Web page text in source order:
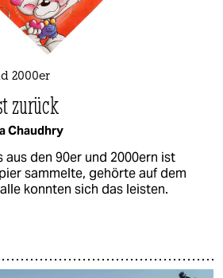
2000er
zurück
Chaudhry
aus den 90er und 2000ern ist
sammelte, gehörte auf dem
konnten sich das leisten.